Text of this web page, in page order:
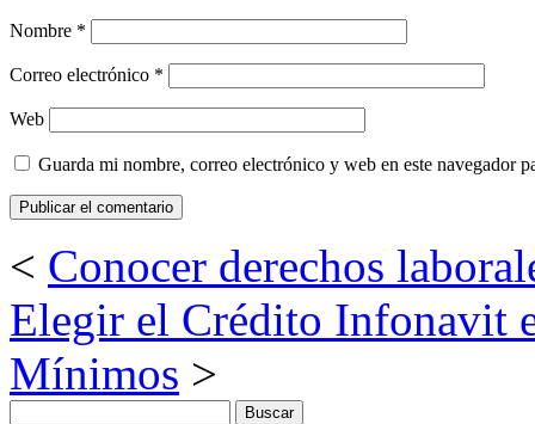
Nombre *
Correo electrónico *
Web
Guarda mi nombre, correo electrónico y web en este navegador
< Conocer derechos
Elegir el Crédito Infonavit
Mínimos >